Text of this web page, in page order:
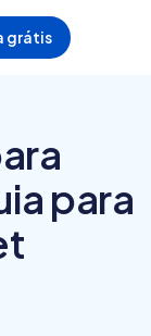
grátis
para